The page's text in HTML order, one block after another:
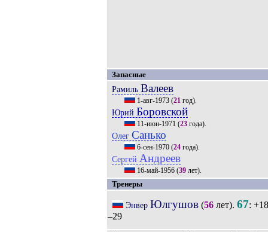
Запасные
Рамиль Валеев
1-авг-1973(21год).
Юрий Боровской
11-июн-1971 (23года).
Олег Санько
6-сен-1970(24года).
Сергей Андреев
16-май-1956(39лет).
Тренеры
Энвер Юлгушов(56лет). 67:
–29